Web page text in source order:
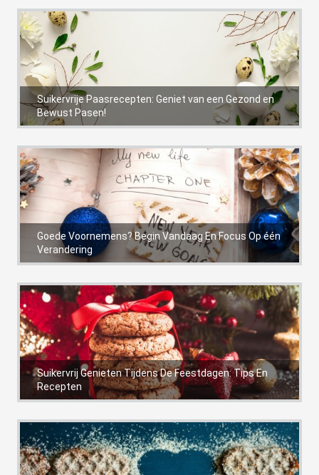
Suikervrije Paasrecepten: Geniet van een Gezond en
Bewust Pasen!
Goede Voornemens? Begin Vandaag En Focus Op één
Verandering
Suikervrij Genieten Tijdens De Feestdagen: Tips En
Recepten